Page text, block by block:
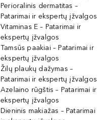
Perioralinis dermatitas –
Patarimai ir ekspertų įžvalgos
Vitaminas E – Patarimai ir
ekspertų įžvalgos
Tamsūs paakiai – Patarimai ir
ekspertų įžvalgos
Žilų plaukų dažymas –
Patarimai ir ekspertų įžvalgos
Azelaino rūgštis – Patarimai ir
ekspertų įžvalgos
Dieninis makiažas – Patarimai